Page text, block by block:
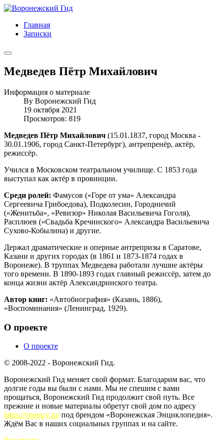
Главная
Записки
Медведев Пётр Михайлович
Информация о материале
By Воронежский Гид
19 октября 2021
Просмотров: 819
Медведев Пётр Михайлович (15.01.1837, город Москва -
30.01.1906, город Санкт-Петербург), антрепренёр, актёр,
режиссёр.
Учился в Московском театральном училище. С 1853 года
выступал как актёр в провинции.
Среди ролей: Фамусов («Горе от ума» Александра
Сергеевича Грибоедова), Подколесин, Городничий
(«Женитьба», «Ревизор» Николая Васильевича Гоголя),
Расплюев («Свадьба Кречинского» Александра Васильевича
Сухово-Кобылина) и другие.
Держал драматические и оперные антрепризы в Саратове,
Казани и других городах (в 1861 и 1873-1874 годах в
Воронеже). В труппах Медведева работали лучшие актёры
того времени. В 1890-1893 годах главный режиссёр, затем до
конца жизни актёр Александринского театра.
Автор книг: «Автобиография» (Казань, 1886),
«Воспоминания» (Ленинград, 1929).
О проекте
О проекте
© 2008-2022 - Воронежский Гид.
Воронежский Гид меняет свой формат. Благодарим вас, что
долгие годы вы были с нами. Мы не спешим с вами
прощаться, Воронежский Гид продолжит свой путь. Все
прежние и новые материалы обретут свой дом по адресу
https://vrnency.ru/под брендом «Воронежская Энциклопедия».
Ждём Вас в наших социальных группах и на сайте.